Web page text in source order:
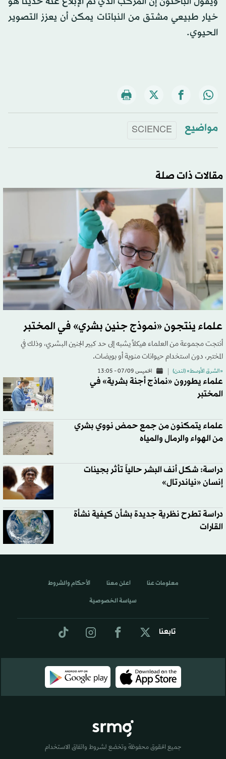
خيار طبيعي مشتق من النباتات يمكن أن يعزز التصوير
الحيوي.
مواضيع SCIENCE
مقالات ذات صلة
علماء ينتجون «نموذج جنين بشري» في المختبر
أنتجت مجموعة من العلماء هيكلاً يشبه إلى حد كبير الجنين البشري، وذلك في
المختبر، دون استخدام حيوانات منوية أو بويضات.
«الشرق الأوسط» (لندن) الخميس 07/09 - 13:05
علماء يطورون «نماذج أجنة بشرية» في
المختبر
علماء يتمكنون من جمع حمض نووي بشري
من الهواء والرمال والمياه
دراسة: شكل أنف البشر حالياً تأثر بجينات
إنسان «نياندرتال»
دراسة تطرح نظرية جديدة بشأن كيفية نشأة
القارات
تابعنا
معلومات عنا اعلن معنا الأحكام والشروط
سياسة الخصوصية
جميع الحقوق محفوظة وتخضع لشروط واتفاق الاستخدام